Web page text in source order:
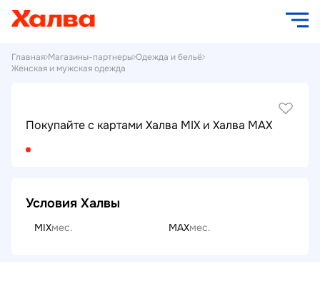
Главная Магазины-партнеры Одежда и бельё
Женская и мужская одежда
Покупайте с картами Халва MIX и Халва MAX
Условия Халвы
MIXмес. MAXмес.